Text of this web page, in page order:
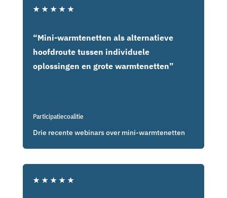
★ ★ ★ ★ ★
“Mini-warmtenetten als alternatieve
hoofdroute tussen individuele
oplossingen en grote warmtenetten”
Participatiecoalitie
Drie recente webinars over mini-warmtenetten
★ ★ ★ ★ ★